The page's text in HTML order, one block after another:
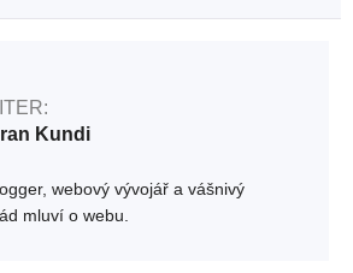
Kundi
webový vývojář a vášnivý
mluví o webu.